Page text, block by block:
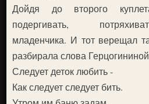
Дойдя до второго
подергивать,
младенчика. И тот верещал
разбирала слова
Следует деток любить -
Как следует следует бить.